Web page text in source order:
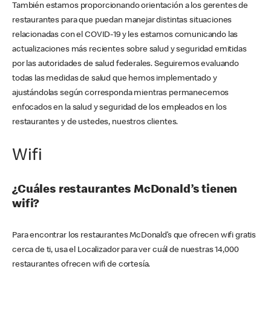
También estamos proporcionando orientación a los gerentes de
restaurantes para que puedan manejar distintas situaciones
relacionadas con el COVID-19 y les estamos comunicando las
actualizaciones más recientes sobre salud y seguridad emitidas
por las autoridades de salud federales. Seguiremos evaluando
todas las medidas de salud que hemos implementado y
ajustándolas según corresponda mientras permanecemos
enfocados en la salud y seguridad de los empleados en los
restaurantes y de ustedes, nuestros clientes.
Wifi
¿Cuáles restaurantes McDonald’s tienen
wifi?
Para encontrar los restaurantes McDonald’s que ofrecen wifi gratis
cerca de ti, usa el Localizador para ver cuál de nuestras 14,000
restaurantes ofrecen wifi de cortesía.